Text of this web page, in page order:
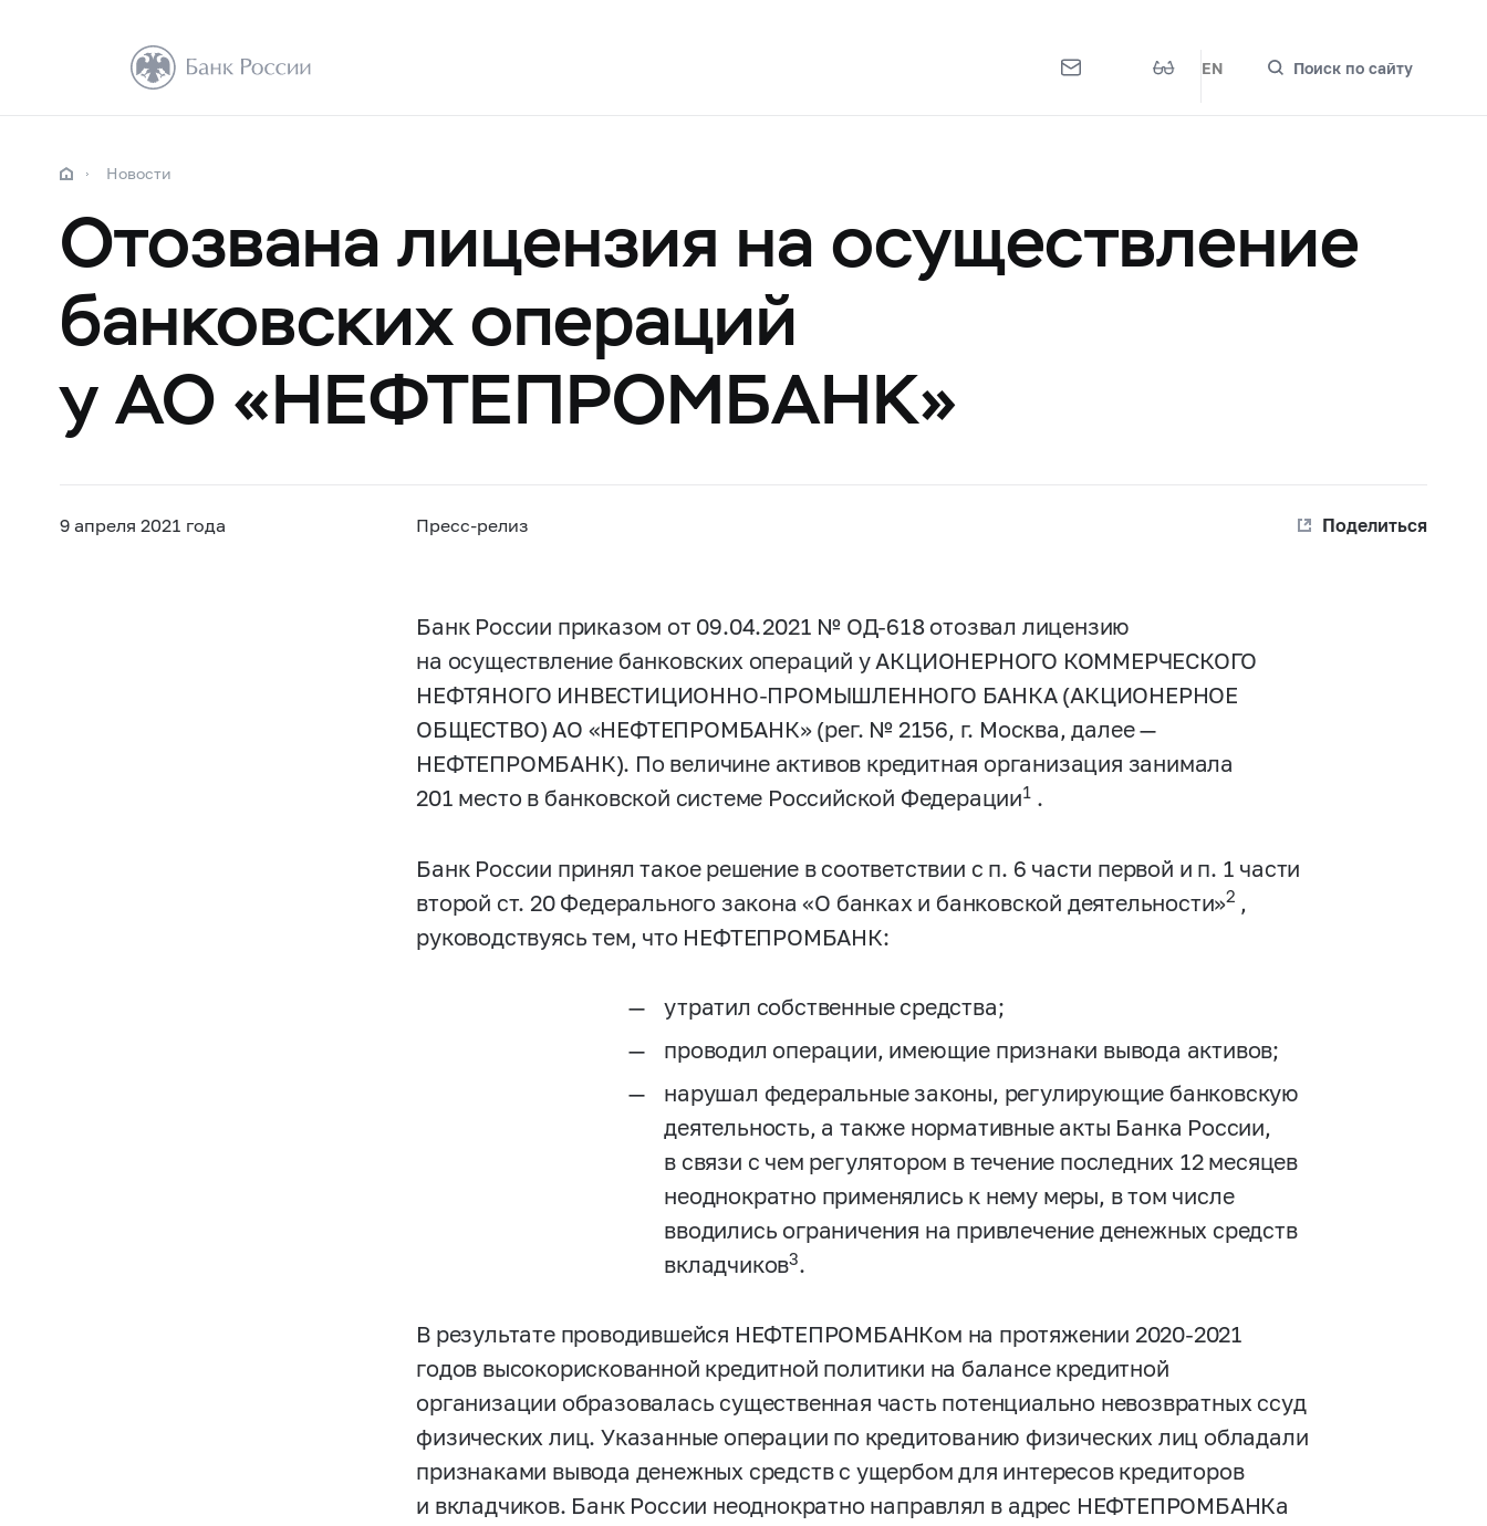
EN Поиск по сайту
Новости
Отозвана лицензия на осуществление
банковских операций
у АО «НЕФТЕПРОМБАНК»
9 апреля 2021 года Пресс-релиз Поделиться
Банк России приказом от 09.04.2021 № ОД-618 отозвал лицензию
на осуществление банковских операций у АКЦИОНЕРНОГО КОММЕРЧЕСКОГО
НЕФТЯНОГО ИНВЕСТИЦИОННО-ПРОМЫШЛЕННОГО БАНКА (АКЦИОНЕРНОЕ
ОБЩЕСТВО) АО «НЕФТЕПРОМБАНК» (рег. № 2156, г. Москва, далее —
НЕФТЕПРОМБАНК). По величине активов кредитная организация занимала
201 место в банковской системе Российской Федерации1.
Банк России принял такое решение в соответствии с п. 6 части первой и п. 1 части
второй ст. 20 Федерального закона «О банках и банковской деятельности»2 ,
руководствуясь тем, что НЕФТЕПРОМБАНК:
утратил собственные средства;
проводил операции, имеющие признаки вывода активов;
нарушал федеральные законы, регулирующие банковскую
деятельность, а также нормативные акты Банка России,
в связи с чем регулятором в течение последних 12 месяцев
неоднократно применялись к нему меры, в том числе
вводились ограничения на привлечение денежных средств
вкладчиков3.
В результате проводившейся НЕФТЕПРОМБАНКом на протяжении 2020-2021
годов высокорискованной кредитной политики на балансе кредитной
организации образовалась существенная часть потенциально невозвратных ссуд
физических лиц. Указанные операции по кредитованию физических лиц обладали
признаками вывода денежных средств с ущербом для интересов кредиторов
и вкладчиков. Банк России неоднократно направлял в адрес НЕФТЕПРОМБАНКа